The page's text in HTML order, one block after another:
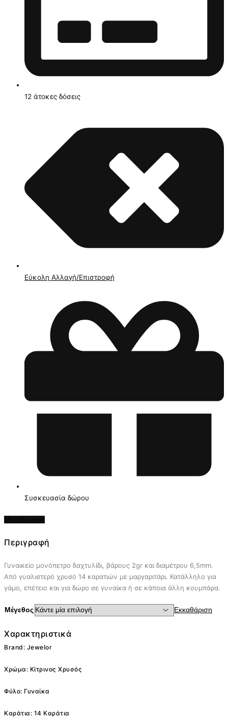
12 άτοκες δόσεις
Εύκολη Αλλαγή/Επιστροφή
Συσκευασία δώρου
Περιγραφή
Γυναικείο μονόπετρο δαχτυλίδι, βάρους 2gr και διαμέτρου 6,5mm.
Από γυαλιστερό χρυσό 14 καρατιών με μαργαριτάρι. Κατάλληλο για
γάμο, επέτειο και για δώρο σε γυναίκα ή σε κάποια άλλη κουμπάρα.
Μέγεθος Εκκαθάριση
Χαρακτηριστικά
Brand: Jewelor
Χρώμα: Κίτρινος Χρυσός
Φύλο: Γυναίκα
Καράτια: 14 Καράτια